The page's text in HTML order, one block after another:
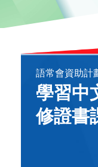
語常會資助計
學習中
修證書